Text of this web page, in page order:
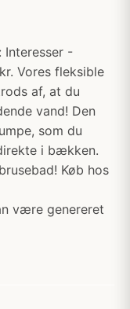
Interesser -
Vores fleksible
af, at du
vand! Den
som du
i bækken.
Køb hos
være genereret